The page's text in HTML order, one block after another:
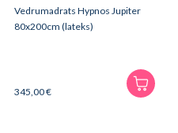
Vedrumadrats Hypnos Jupiter
80x200cm (lateks)
345,00€